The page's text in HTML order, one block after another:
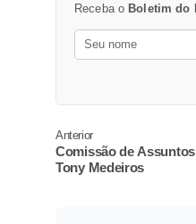
Receba o Boletim do
Anterior
Comissão de
Tony Medeiros